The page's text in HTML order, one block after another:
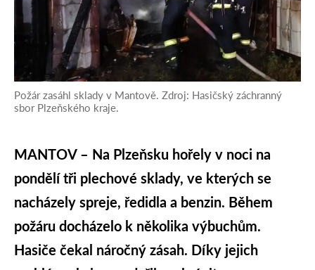
Požár zasáhl sklady v Mantově. Zdroj: Hasičský záchranný
sbor Plzeňského kraje.
MANTOV – Na Plzeňsku hořely v noci na
pondělí tři plechové sklady, ve kterých se
nacházely spreje, ředidla a benzin. Během
požáru docházelo k několika výbuchům.
Hasiče čekal náročný zásah. Díky jejich